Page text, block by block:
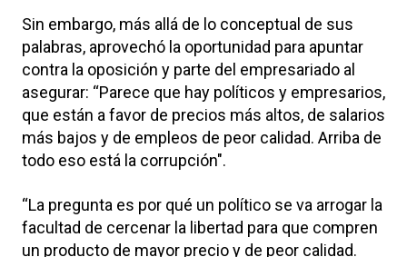
Sin embargo, más allá de lo conceptual de sus
palabras, aprovechó la oportunidad para apuntar
contra la oposición y parte del empresariado al
asegurar: “Parece que hay políticos y empresarios,
que están a favor de precios más altos, de salarios
más bajos y de empleos de peor calidad. Arriba de
todo eso está la corrupción".
“La pregunta es por qué un político se va arrogar la
facultad de cercenar la libertad para que compren
un producto de mayor precio y de peor calidad.